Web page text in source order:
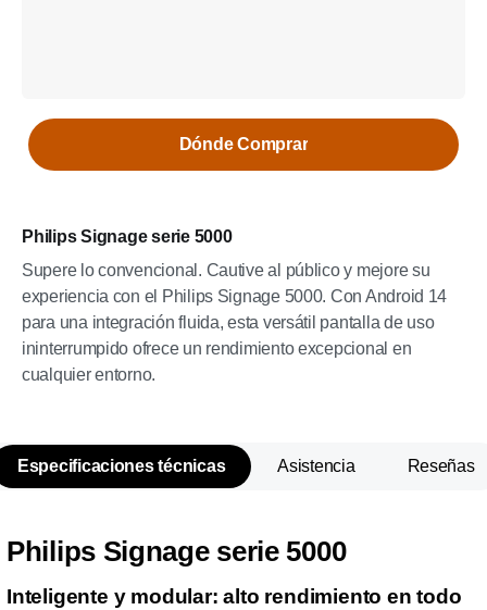
Philips Signage serie 5000
Supere lo convencional. Cautive al público y mejore su
experiencia con el Philips Signage 5000. Con Android 14
para una integración fluida, esta versátil pantalla de uso
ininterrumpido ofrece un rendimiento excepcional en
cualquier entorno.
Dónde Comprar
Especificaciones técnicas Asistencia Reseñas
Philips Signage serie 5000
Inteligente y modular: alto rendimiento en todo